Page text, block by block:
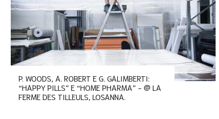
P. WOODS, A. ROBERT E G. GALIMBERTI:
“HAPPY PILLS” E “HOME PHARMA” - @ LA
FERME DES TILLEULS, LOSANNA.